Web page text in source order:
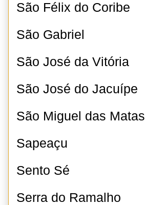
São Félix do Coribe
São Gabriel
São José da Vitória
São José do Jacuípe
São Miguel das Matas
Sapeaçu
Sento Sé
Serra do Ramalho